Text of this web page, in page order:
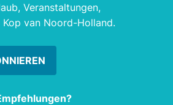
Veranstaltungen,
van Noord-Holland.